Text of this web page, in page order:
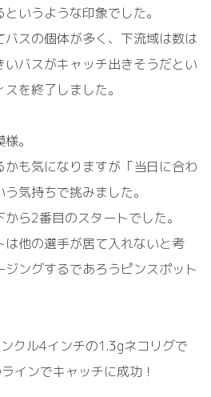
いうような印象でした。
バスの個体が多く、下流域は数は
バスがキャッチ出きそうだとい
を終了しました。
。
も気になりますが「当日に合わ
気持ちで挑みました。
ら2番目のスタートでした。
他の選手が居て入れないと考
ングするであろうピンスポット
クル4インチの1.3gネコリグで
インでキャッチに成功！